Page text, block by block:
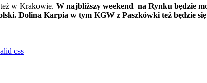
w Krakowie. W najbliższy weekend na Rynku będzie
Dolina Karpia w tym KGW z Paszkówki też będzie
css